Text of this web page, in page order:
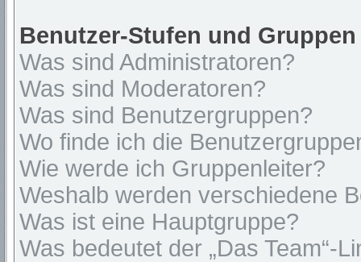
Benutzer-Stufen und Gruppen
Was sind Administratoren?
Was sind Moderatoren?
Was sind Benutzergruppen?
Wo finde ich die
Wie werde ich Gruppenleiter?
Weshalb werden verschiedene
Was ist eine Hauptgruppe?
Was bedeutet der „Das Team“-